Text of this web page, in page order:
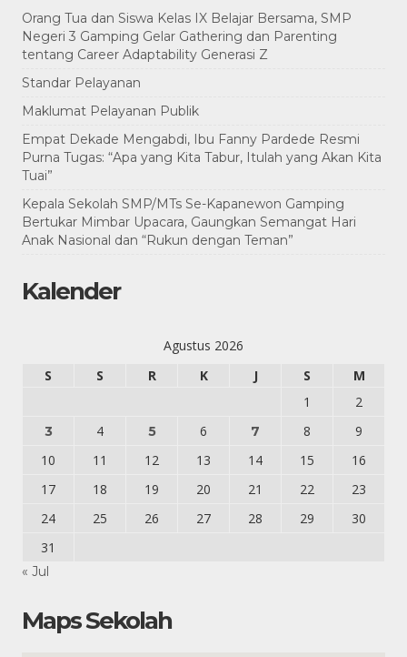
Orang Tua dan Siswa Kelas IX Belajar Bersama, SMP
Negeri 3 Gamping Gelar Gathering dan Parenting
tentang Career Adaptability Generasi Z
Standar Pelayanan
Maklumat Pelayanan Publik
Empat Dekade Mengabdi, Ibu Fanny Pardede Resmi
Purna Tugas: “Apa yang Kita Tabur, Itulah yang Akan Kita
Tuai”
Kepala Sekolah SMP/MTs Se-Kapanewon Gamping
Bertukar Mimbar Upacara, Gaungkan Semangat Hari
Anak Nasional dan “Rukun dengan Teman”
Kalender
Agustus 2026
S
S R K J S
M
1
2
3 4 5 6 7 8
9
10
11 12 13 14 15
16
17
18 19 20 21 22
23
24
25 26 27 28 29
30
31
« Jul
Maps Sekolah